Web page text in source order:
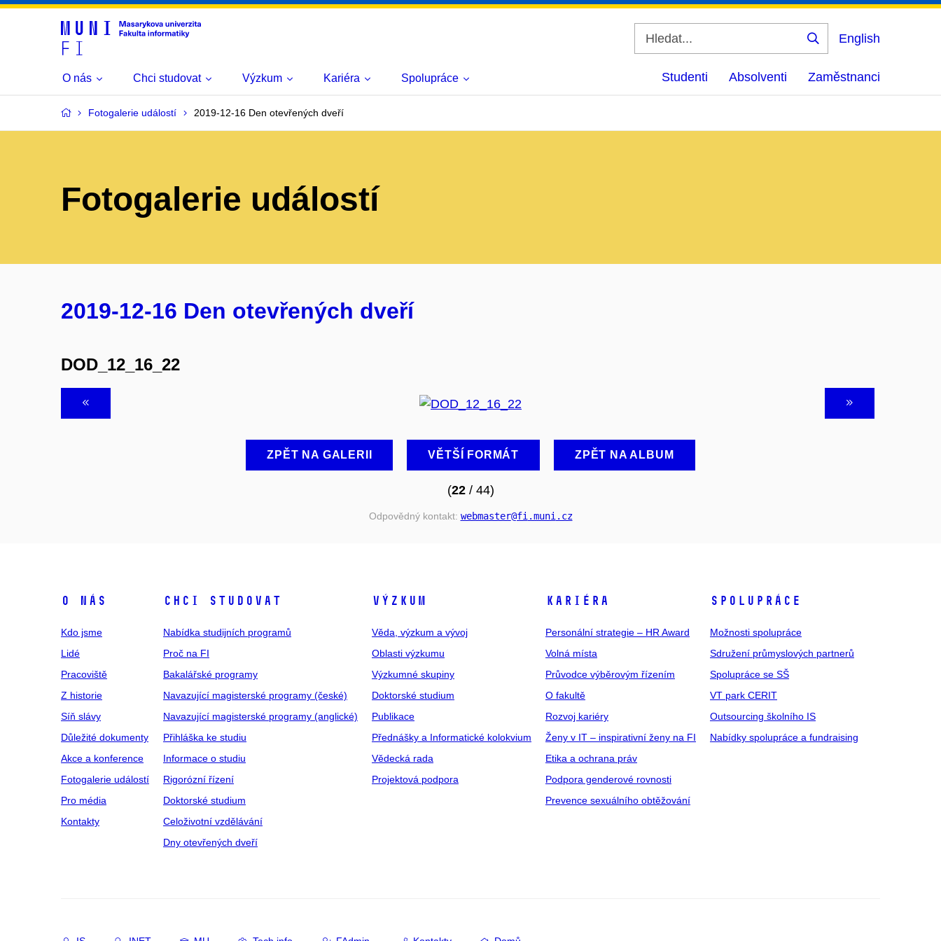
Vyhledat
English
O nás Chci studovat Výzkum Kariéra Spolupráce Studenti Absolventi Zaměstnanci
Fotogalerie událostí 2019-12-16 Den otevřených dveří
Fotogalerie událostí
2019-12-16 Den otevřených dveří
DOD_12_16_22
ZPĚT NA GALERII VĚTŠÍ FORMÁT ZPĚT NA ALBUM
(22/ 44)
Odpovědný kontakt: webmaster@fi .muni .cz
O NÁS
Kdo jsme
Lidé
Pracoviště
Z historie
Síň slávy
Důležité dokumenty
Akce a konference
Fotogalerie událostí
Pro média
Kontakty
CHCI STUDOVAT
Nabídka studijních programů
Proč na FI
Bakalářské programy
Navazující magisterské programy (české)
Navazující magisterské programy (anglické)
Přihláška ke studiu
Informace o studiu
Rigorózní řízení
Doktorské studium
Celoživotní vzdělávání
Dny otevřených dveří
VÝZKUM
Věda, výzkum a vývoj
Oblasti výzkumu
Výzkumné skupiny
Doktorské studium
Publikace
Přednášky a Informatické kolokvium
Vědecká rada
Projektová podpora
KARIÉRA
Personální strategie – HR Award
Volná místa
Průvodce výběrovým řízením
O fakultě
Rozvoj kariéry
Ženy v IT – inspirativní ženy na FI
Etika a ochrana práv
Podpora genderové rovnosti
Prevence sexuálního obtěžování
SPOLUPRÁCE
Možnosti spolupráce
Sdružení průmyslových partnerů
Spolupráce se SŠ
VT park CERIT
Outsourcing školního IS
Nabídky spolupráce a fundraising